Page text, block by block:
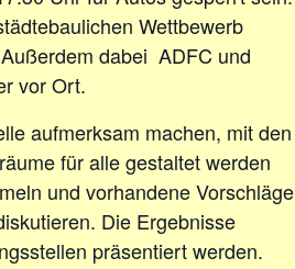
Wettbewerb
dabei ADFC und
vor Ort.
aufmerksam machen, mit den
für alle gestaltet werden
und vorhandene Vorschläge
Die Ergebnisse
präsentiert werden.